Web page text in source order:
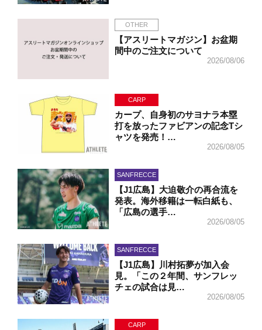
OTHER
【アスリートマガジン】お盆期
間中のご注文について
2026/08/06
CARP
カープ、自身初のサヨナラ本塁
打を放ったファビアンの記念Tシ
ャツを発売！…
2026/08/05
SANFRECCE
【J1広島】大迫敬介の再合流を
発表。海外移籍は一転白紙も、
「広島の選手…
2026/08/05
SANFRECCE
【J1広島】川村拓夢が加入会
見。「この２年間、サンフレッ
チェの試合は見…
2026/08/05
CARP